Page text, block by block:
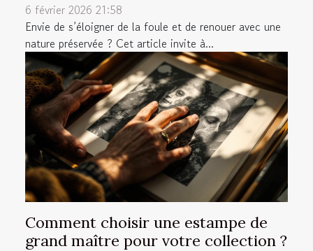
6 février 2026 21:58
Envie de s’éloigner de la foule et de renouer avec une
nature préservée ? Cet article invite à...
Comment choisir une estampe de
grand maître pour votre collection ?